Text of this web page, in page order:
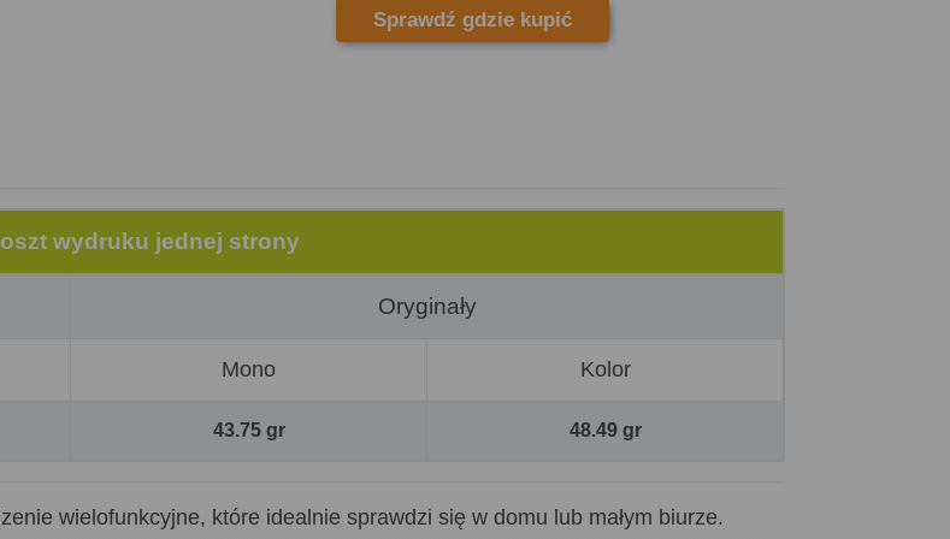
Sprawdź gdzie kupić
wydruku jednej strony
Oryginały
Mono Kolor
43.75 gr 48.49 gr
wielofunkcyjne, które idealnie sprawdzi się w domu lub małym biurze.